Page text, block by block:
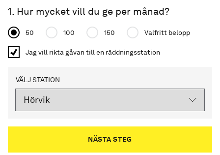
1. Hur mycket vill du ge per månad?
Donation amount
50 100 150 Valfritt belopp
Jag vill rikta gåvan till en räddningsstation
VÄLJ STATION